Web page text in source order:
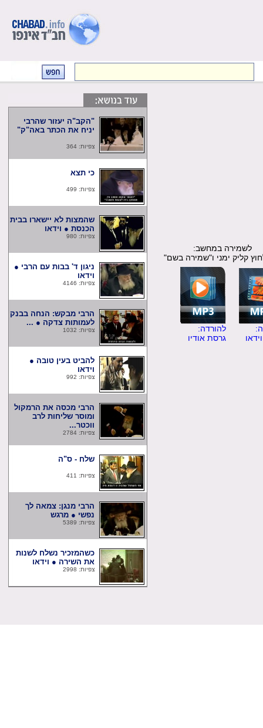
במחשב:
קליק ימני ו"שמירה בשם"
להורדה:
גרסת אודיו
"הקב"ה יעזור שהרבי
יניח את הכתר באה"ק"
צפיות: 364
כי תצא
צפיות: 499
שהמצות לא יישארו בבית
הכנסת ● וידאו
צפיות: 980
ניגון ד' בבות עם הרבי ●
וידאו
צפיות: 4146
הרבי מבקש: הנחה בבנק
לעמותות צדקה ● ...
צפיות: 1032
להביט בעין טובה ●
וידאו
צפיות: 992
הרבי מכסה את הרמקול
ומוסר שליחות לרב
ווכטר...
צפיות: 2784
שלח - ס"ה
צפיות: 411
הרבי מנגן: צמאה לך
נפשי ● מרגש
צפיות: 5389
כשהמזכיר נשלח לשנות
את השירה ● וידאו
צפיות: 2998